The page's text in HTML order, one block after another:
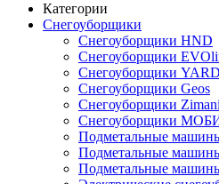
Категории
Снегоуборщики
Снегоуборщики HND
Снегоуборщики
Снегоуборщики
Снегоуборщики Geos
Снегоуборщики Zimani
Снегоуборщики
Подметальные
Подметальные
Подметальные